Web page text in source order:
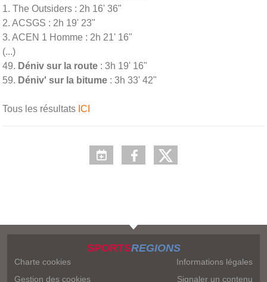
1. The Outsiders : 2h 16' 36"
2. ACSGS : 2h 19' 23"
3. ACEN 1 Homme : 2h 21' 16"
(...)
49. Déniv sur la route : 3h 19' 16"
59. Déniv' sur la bitume : 3h 33' 42"
Tous les résultats ICI
SPORTSREGIONS
Charte cookies
Gestion des cookies
Informations légales
Signaler un contenu